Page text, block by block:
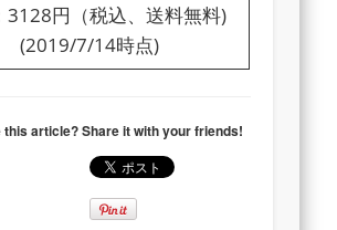
3128円（税込、送料無料)
(2019/7/14時点)
this article? Share it with your friends!